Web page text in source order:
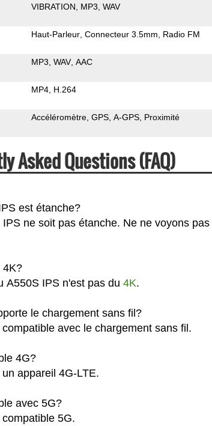
VIBRATION MP3 WAV
Haut-Parleur Connecteur 3.5mm Radio FM
MP3 WAV AAC
MP4 H.264
Accéléromètre GPS A-GPS Proximité
Asked Questions (FAQ)
est étanche?
ne soit pas étanche. Ne ne voyons
4K?
A550S IPS n'est pas du 4K.
le chargement sans fil?
avec le chargement sans fil.
4G?
appareil 4G-LTE.
avec 5G?
5G.